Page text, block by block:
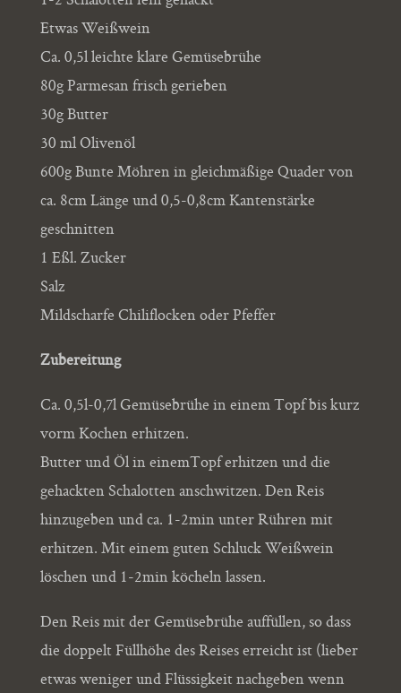
Etwas Weißwein
Ca. 0,5l leichte klare Gemüsebrühe
80g Parmesan frisch gerieben
30g Butter
30 ml Olivenöl
600g Bunte Möhren in gleichmäßige Quader von
ca. 8cm Länge und 0,5-0,8cm Kantenstärke
geschnitten
1 Eßl. Zucker
Salz
Mildscharfe Chiliflocken oder Pfeffer
Zubereitung
Ca. 0,5l-0,7l Gemüsebrühe in einem Topf bis kurz
vorm Kochen erhitzen.
Butter und Öl in einemTopf erhitzen und die
gehackten Schalotten anschwitzen. Den Reis
hinzugeben und ca. 1-2min unter Rühren mit
erhitzen. Mit einem guten Schluck Weißwein
löschen und 1-2min köcheln lassen.
Den Reis mit der Gemüsebrühe auffüllen, so dass
die doppelt Füllhöhe des Reises erreicht ist (lieber
etwas weniger und Flüssigkeit nachgeben wenn